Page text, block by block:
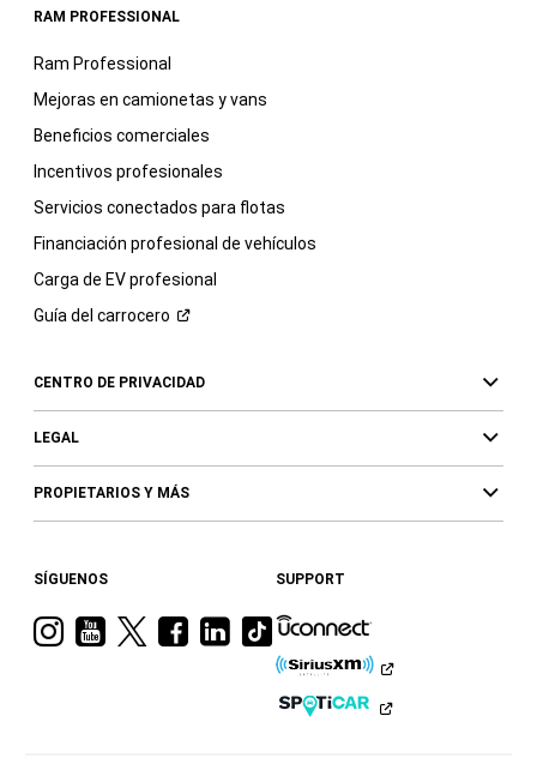
RAM PROFESSIONAL
Ram Professional
Mejoras en camionetas y vans
Beneficios comerciales
Incentivos profesionales
Servicios conectados para flotas
Financiación profesional de vehículos
Carga de EV profesional
Guía del carrocero
CENTRO DE PRIVACIDAD
LEGAL
PROPIETARIOS Y MÁS
SÍGUENOS
VisitaVisitaVisitaVisitaVisita
Ram
Visita
a
Ram
en
SUPPORT